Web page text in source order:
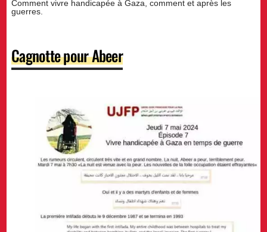
Comment vivre handicapée à Gaza, comment et après les
guerres.
Cagnotte pour Abeer